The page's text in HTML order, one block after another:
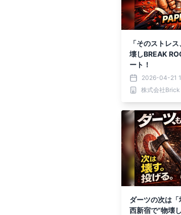
「そのストレ
壊しBREAK
ート！
2026-04-21
株式会社Brick
ダーツの次は
西新宿で“物壊